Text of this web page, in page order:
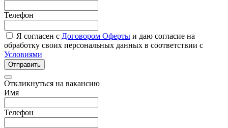
Телефон
Я согласен с Договором Оферты и даю согласие на
обработку своих персональных данных в соответствии с
Условиями
Отправить
Откликнуться на вакансию
Имя
Телефон